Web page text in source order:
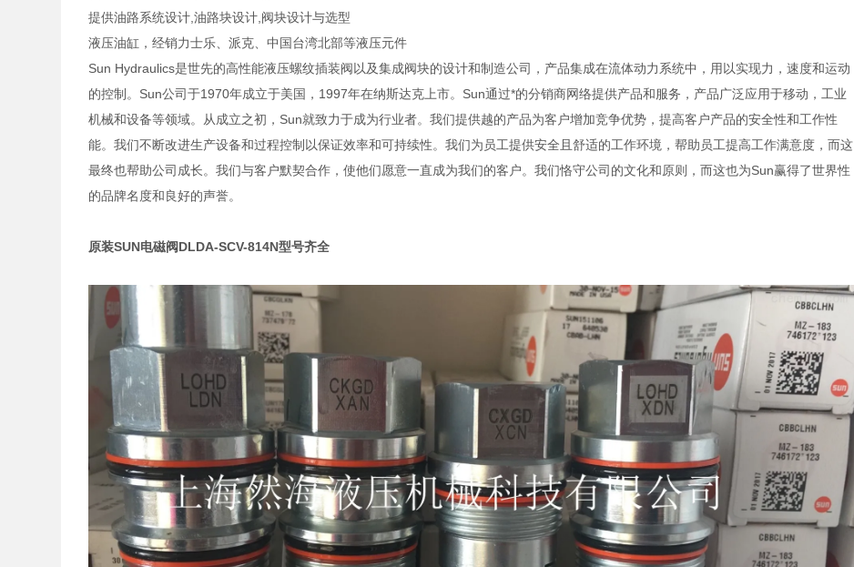
提供油路系统设计,油路块设计,阀块设计与选型
液压油缸，经销力士乐、派克、中国台湾北部等液压元件
Sun Hydraulics是世先的高性能液压螺纹插装阀以及集成阀块的设计和制造公司，产品集成在流体动力系统中，用以实现力，速度和运动
的控制。Sun公司于1970年成立于美国，1997年在纳斯达克上市。Sun通过*的分销商网络提供产品和服务，产品广泛应用于移动，工业
机械和设备等领域。从成立之初，Sun就致力于成为行业者。我们提供越的产品为客户增加竞争优势，提高客户产品的安全性和工作性
能。我们不断改进生产设备和过程控制以保证效率和可持续性。我们为员工提供安全且舒适的工作环境，帮助员工提高工作满意度，而这
最终也帮助公司成长。我们与客户默契合作，使他们愿意一直成为我们的客户。我们恪守公司的文化和原则，而这也为Sun赢得了世界性
的品牌名度和良好的声誉。
原装SUN电磁阀DLDA-SCV-814N型号齐全